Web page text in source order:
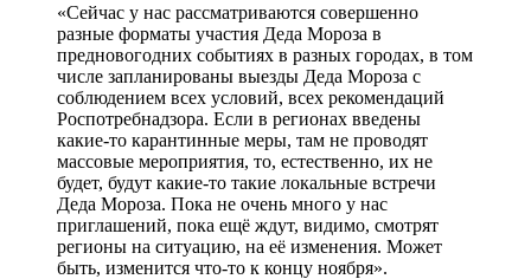
«Сейчас у нас рассматриваются совершенно
разные форматы участия Деда Мороза в
предновогодних событиях в разных городах, в том
числе запланированы выезды Деда Мороза с
соблюдением всех условий, всех рекомендаций
Роспотребнадзора. Если в регионах введены
какие-то карантинные меры, там не проводят
массовые мероприятия, то, естественно, их не
будет, будут какие-то такие локальные встречи
Деда Мороза. Пока не очень много у нас
приглашений, пока ещё ждут, видимо, смотрят
регионы на ситуацию, на её изменения. Может
быть, изменится что-то к концу ноября».